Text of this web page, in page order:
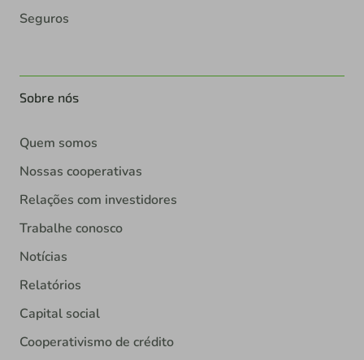
Seguros
Sobre nós
Quem somos
Nossas cooperativas
Relações com investidores
Trabalhe conosco
Notícias
Relatórios
Capital social
Cooperativismo de crédito